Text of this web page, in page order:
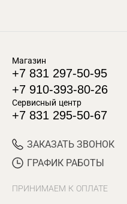
Магазин
+7 831 297-50-95
+7 910-393-80-26
Сервисный центр
+7 831 295-50-67
ЗАКАЗАТЬ ЗВОНОК
ГРАФИК РАБОТЫ
ПРИНИМАЕМ К ОПЛАТЕ